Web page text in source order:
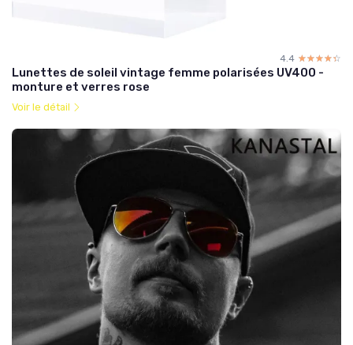
4.4 ☆☆☆☆☆
★★★★★
Lunettes de soleil vintage femme polarisées UV400 -
monture et verres rose
Voir le détail